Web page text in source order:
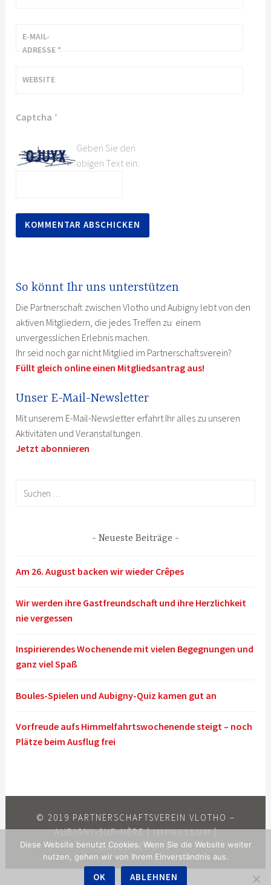
E-MAIL-
ADRESSE *
WEBSITE
Captcha *
Geben Sie den
obigen Text ein:
So könnt Ihr uns unterstützen
Die Partnerschaft zwischen Vlotho und Aubigny lebt von den
aktiven Mitgliedern, die jedes Treffen zu einem
unvergesslichen Erlebnis machen.
Ihr seid noch gar nicht Mitglied im Partnerschaftsverein?
Füllt gleich online einen Mitgliedsantrag aus!
Unser E-Mail-Newsletter
Mit unserem E-Mail-Newsletter erfahrt Ihr alles zu unseren
Aktivitäten und Veranstaltungen.
Jetzt abonnieren
Neueste Beiträge
Am 26. August backen wir wieder Crêpes
Wir werden ihre Gastfreundschaft und ihre Herzlichkeit
nie vergessen
Inspirierendes Wochenende mit vielen Begegnungen und
ganz viel Spaß
Boules-Spielen und Aubigny-Quiz kamen gut an
Vorfreude aufs Himmelfahrtswochenende steigt – noch
Plätze beim Ausflug frei
© 2019 PARTNERSCHAFTSVEREIN VLOTHO –
AUBIGNY-SUR-NÈRE |IMPRESSUM|
DATENSCHUTZ
Diese Website benutzt Cookies. Wenn Sie die Website weiter
nutzen, gehen wir von Ihrem Einverständnis aus.
OK ABLEHNEN